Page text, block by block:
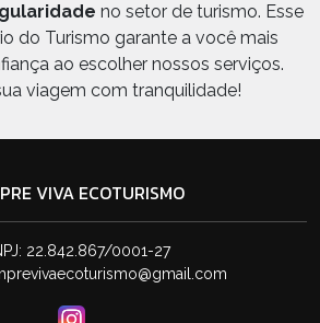
no setor de turismo. Esse
do Turismo garante a você mais
ao escolher nossos serviços.
viagem com tranquilidade!
VIVA ECOTURISMO
22.842.867/0001-27